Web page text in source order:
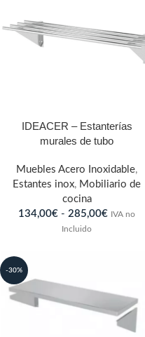
IDEACER – Estanterías
murales de tubo
Muebles Acero Inoxidable,
Estantes inox, Mobiliario de
cocina
134,00€ - 285,00€ IVA no
Incluido
-30%